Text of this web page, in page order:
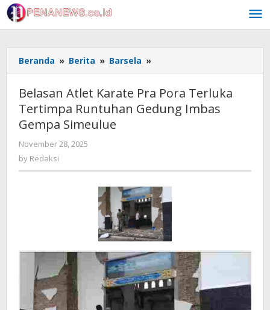
Skip
to
content
Beranda » Berita » Barsela »
Atlet
Pra
Pora
Imbas
Gempa
Simeulue
Belasan Atlet Karate Pra Pora Terluka
Tertimpa Runtuhan Gedung Imbas
Gempa Simeulue
November 28, 2025
by Redaksi